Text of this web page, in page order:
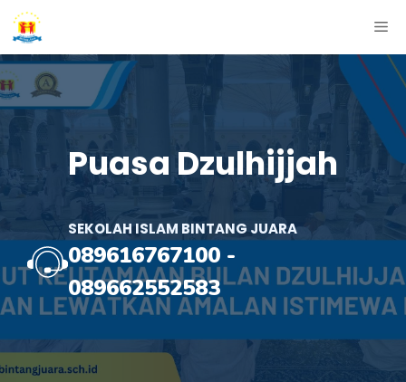
Skip
to
content
Puasa Dzulhijjah
SEKOLAH ISLAM BINTANG JUARA
089616767100 -
089662552583